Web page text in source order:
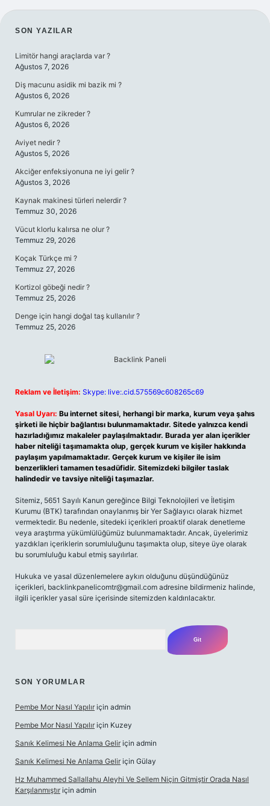
SIDEBAR
SON YAZILAR
Limitör hangi araçlarda var ?
Ağustos 7, 2026
Diş macunu asidik mi bazik mi ?
Ağustos 6, 2026
Kumrular ne zikreder ?
Ağustos 6, 2026
Aviyet nedir ?
Ağustos 5, 2026
Akciğer enfeksiyonuna ne iyi gelir ?
Ağustos 3, 2026
Kaynak makinesi türleri nelerdir ?
Temmuz 30, 2026
Vücut klorlu kalırsa ne olur ?
Temmuz 29, 2026
Koçak Türkçe mi ?
Temmuz 27, 2026
Kortizol göbeği nedir ?
Temmuz 25, 2026
Denge için hangi doğal taş kullanılır ?
Temmuz 25, 2026
Reklam ve İletişim: Skype: live:.cid.575569c608265c69
Yasal Uyarı: Bu internet sitesi, herhangi bir marka, kurum veya şahıs
şirketi ile hiçbir bağlantısı bulunmamaktadır. Sitede yalnızca kendi
hazırladığımız makaleler paylaşılmaktadır. Burada yer alan içerikler
haber niteliği taşımamakta olup, gerçek kurum ve kişiler hakkında
paylaşım yapılmamaktadır. Gerçek kurum ve kişiler ile isim
benzerlikleri tamamen tesadüfidir. Sitemizdeki bilgiler taslak
halindedir ve tavsiye niteliği taşımazlar.
Sitemiz, 5651 Sayılı Kanun gereğince Bilgi Teknolojileri ve İletişim
Kurumu (BTK) tarafından onaylanmış bir Yer Sağlayıcı olarak hizmet
vermektedir. Bu nedenle, sitedeki içerikleri proaktif olarak denetleme
veya araştırma yükümlülüğümüz bulunmamaktadır. Ancak, üyelerimiz
yazdıkları içeriklerin sorumluluğunu taşımakta olup, siteye üye olarak
bu sorumluluğu kabul etmiş sayılırlar.
Hukuka ve yasal düzenlemelere aykırı olduğunu düşündüğünüz
içerikleri, backlinkpanelicomtr@gmail.com adresine bildirmeniz halinde,
ilgili içerikler yasal süre içerisinde sitemizden kaldırılacaktır.
SON YORUMLAR
Pembe Mor Nasıl Yapılır için admin
Pembe Mor Nasıl Yapılır için Kuzey
Sanık Kelimesi Ne Anlama Gelir için admin
Sanık Kelimesi Ne Anlama Gelir için Gülay
Hz Muhammed Sallallahu Aleyhi Ve Sellem Niçin Gitmiştir Orada Nasıl
Karşılanmıştır için admin